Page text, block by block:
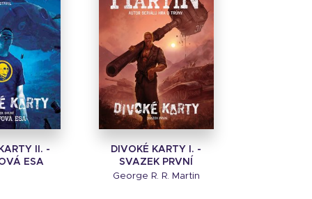
II. -
ESA
DIVOKÉ KARTY I. -
SVAZEK PRVNÍ
George R. R. Martin